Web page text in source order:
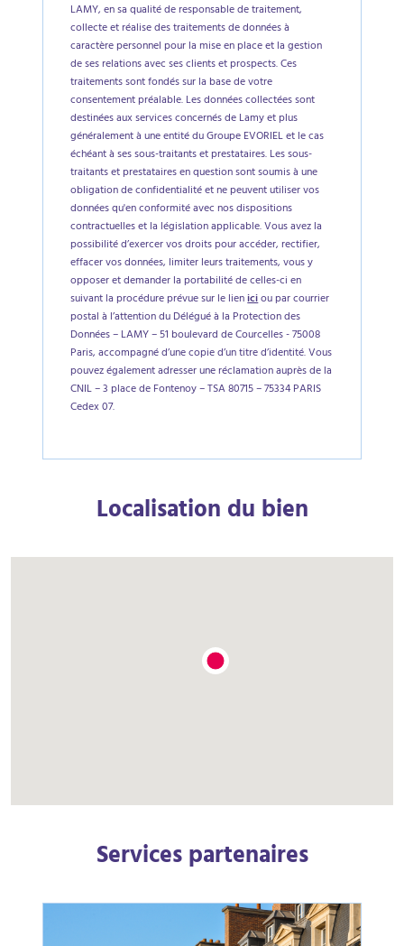
LAMY, en sa qualité de responsable de traitement,
collecte et réalise des traitements de données à
caractère personnel pour la mise en place et la gestion
de ses relations avec ses clients et prospects. Ces
traitements sont fondés sur la base de votre
consentement préalable. Les données collectées sont
destinées aux services concernés de Lamy et plus
généralement à une entité du Groupe EVORIEL et le cas
échéant à ses sous-traitants et prestataires. Les sous-
traitants et prestataires en question sont soumis à une
obligation de confidentialité et ne peuvent utiliser vos
données qu'en conformité avec nos dispositions
contractuelles et la législation applicable. Vous avez la
possibilité d’exercer vos droits pour accéder, rectifier,
effacer vos données, limiter leurs traitements, vous y
opposer et demander la portabilité de celles-ci en
suivant la procédure prévue sur le lieniciou par courrier
postal à l’attention du Délégué à la Protection des
Données – LAMY – 51 boulevard de Courcelles - 75008
Paris, accompagné d’une copie d’un titre d’identité. Vous
pouvez également adresser une réclamation auprès de la
CNIL – 3 place de Fontenoy – TSA 80715 – 75334 PARIS
Cedex 07.
Localisation du bien
Services partenaires